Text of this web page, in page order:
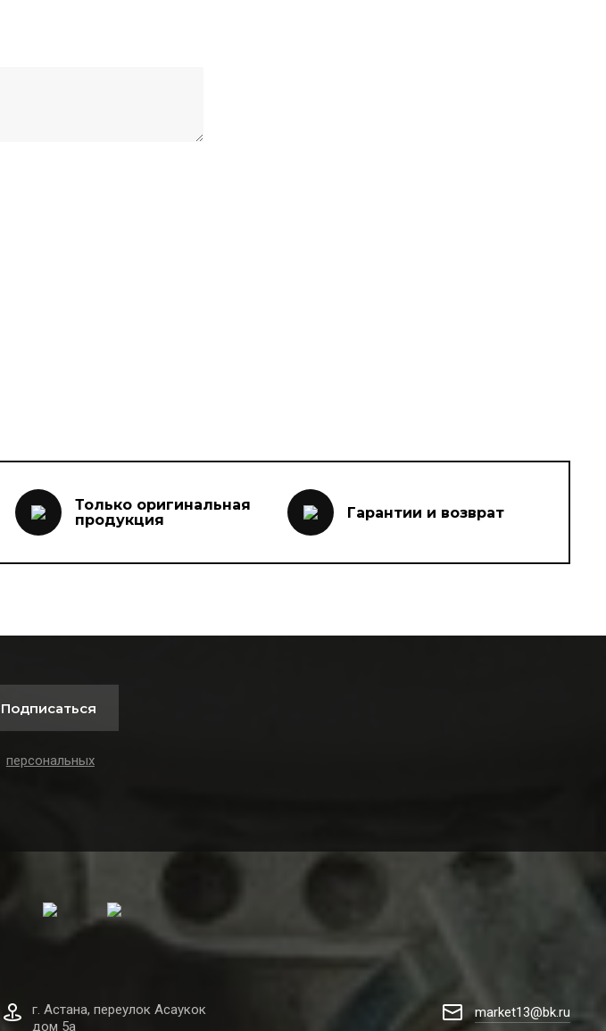
Только оригинальная
продукция
Гарантии и возврат
персональных
Подписаться
г. Астана, переулок Асаукок
дом 5а
market13@bk.ru